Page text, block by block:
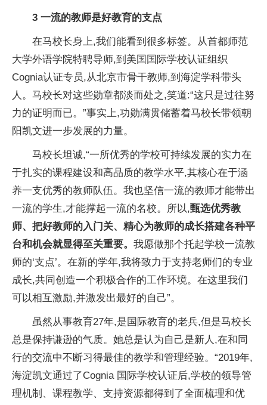
3 一流的教师是好教育的支点
在马校长身上,我们能看到很多标签。从⾸都师范
⼤学外语学院特聘导师,到美国国际学校认证组织
Cognia认证专员,从北京市骨干教师,到海淀学科带头
人。马校长对这些勋章都淡而处之,笑道:“这只是过往努
力的证明而已。”事实上,功勋满贯储蓄着马校长带领朝
阳凯文进一步发展的力量。
马校长坦诚,“一所优秀的学校可持续发展的实力在
于扎实的课程建设和高品质的教学水平,其核心在于涵
养一支优秀的教师队伍。我也坚信一流的教师才能带出
一流的学生,才能撑起一流的名校。所以,甄选优秀教
师、把好教师的入门关、精心为教师的成长搭建各种平
台和机会就显得至关重要。 我愿做那个托起学校一流教
师的‘支点’。在新的学年,我将致力于支持老师们的专业
成长,共同创造一个积极合作的工作环境。在这里我们
可以相互激励,并激发出最好的自己”。
虽然从事教育27年,是国际教育的老兵,但是马校长
总是保持谦逊的气质。她总是认为自己是新人,在和同
行的交流中不断习得最佳的教学和管理经验。“2019年,
海淀凯文通过了Cognia 国际学校认证后,学校的领导管
理机制、课程教学、支持资源都得到了全面梳理和优